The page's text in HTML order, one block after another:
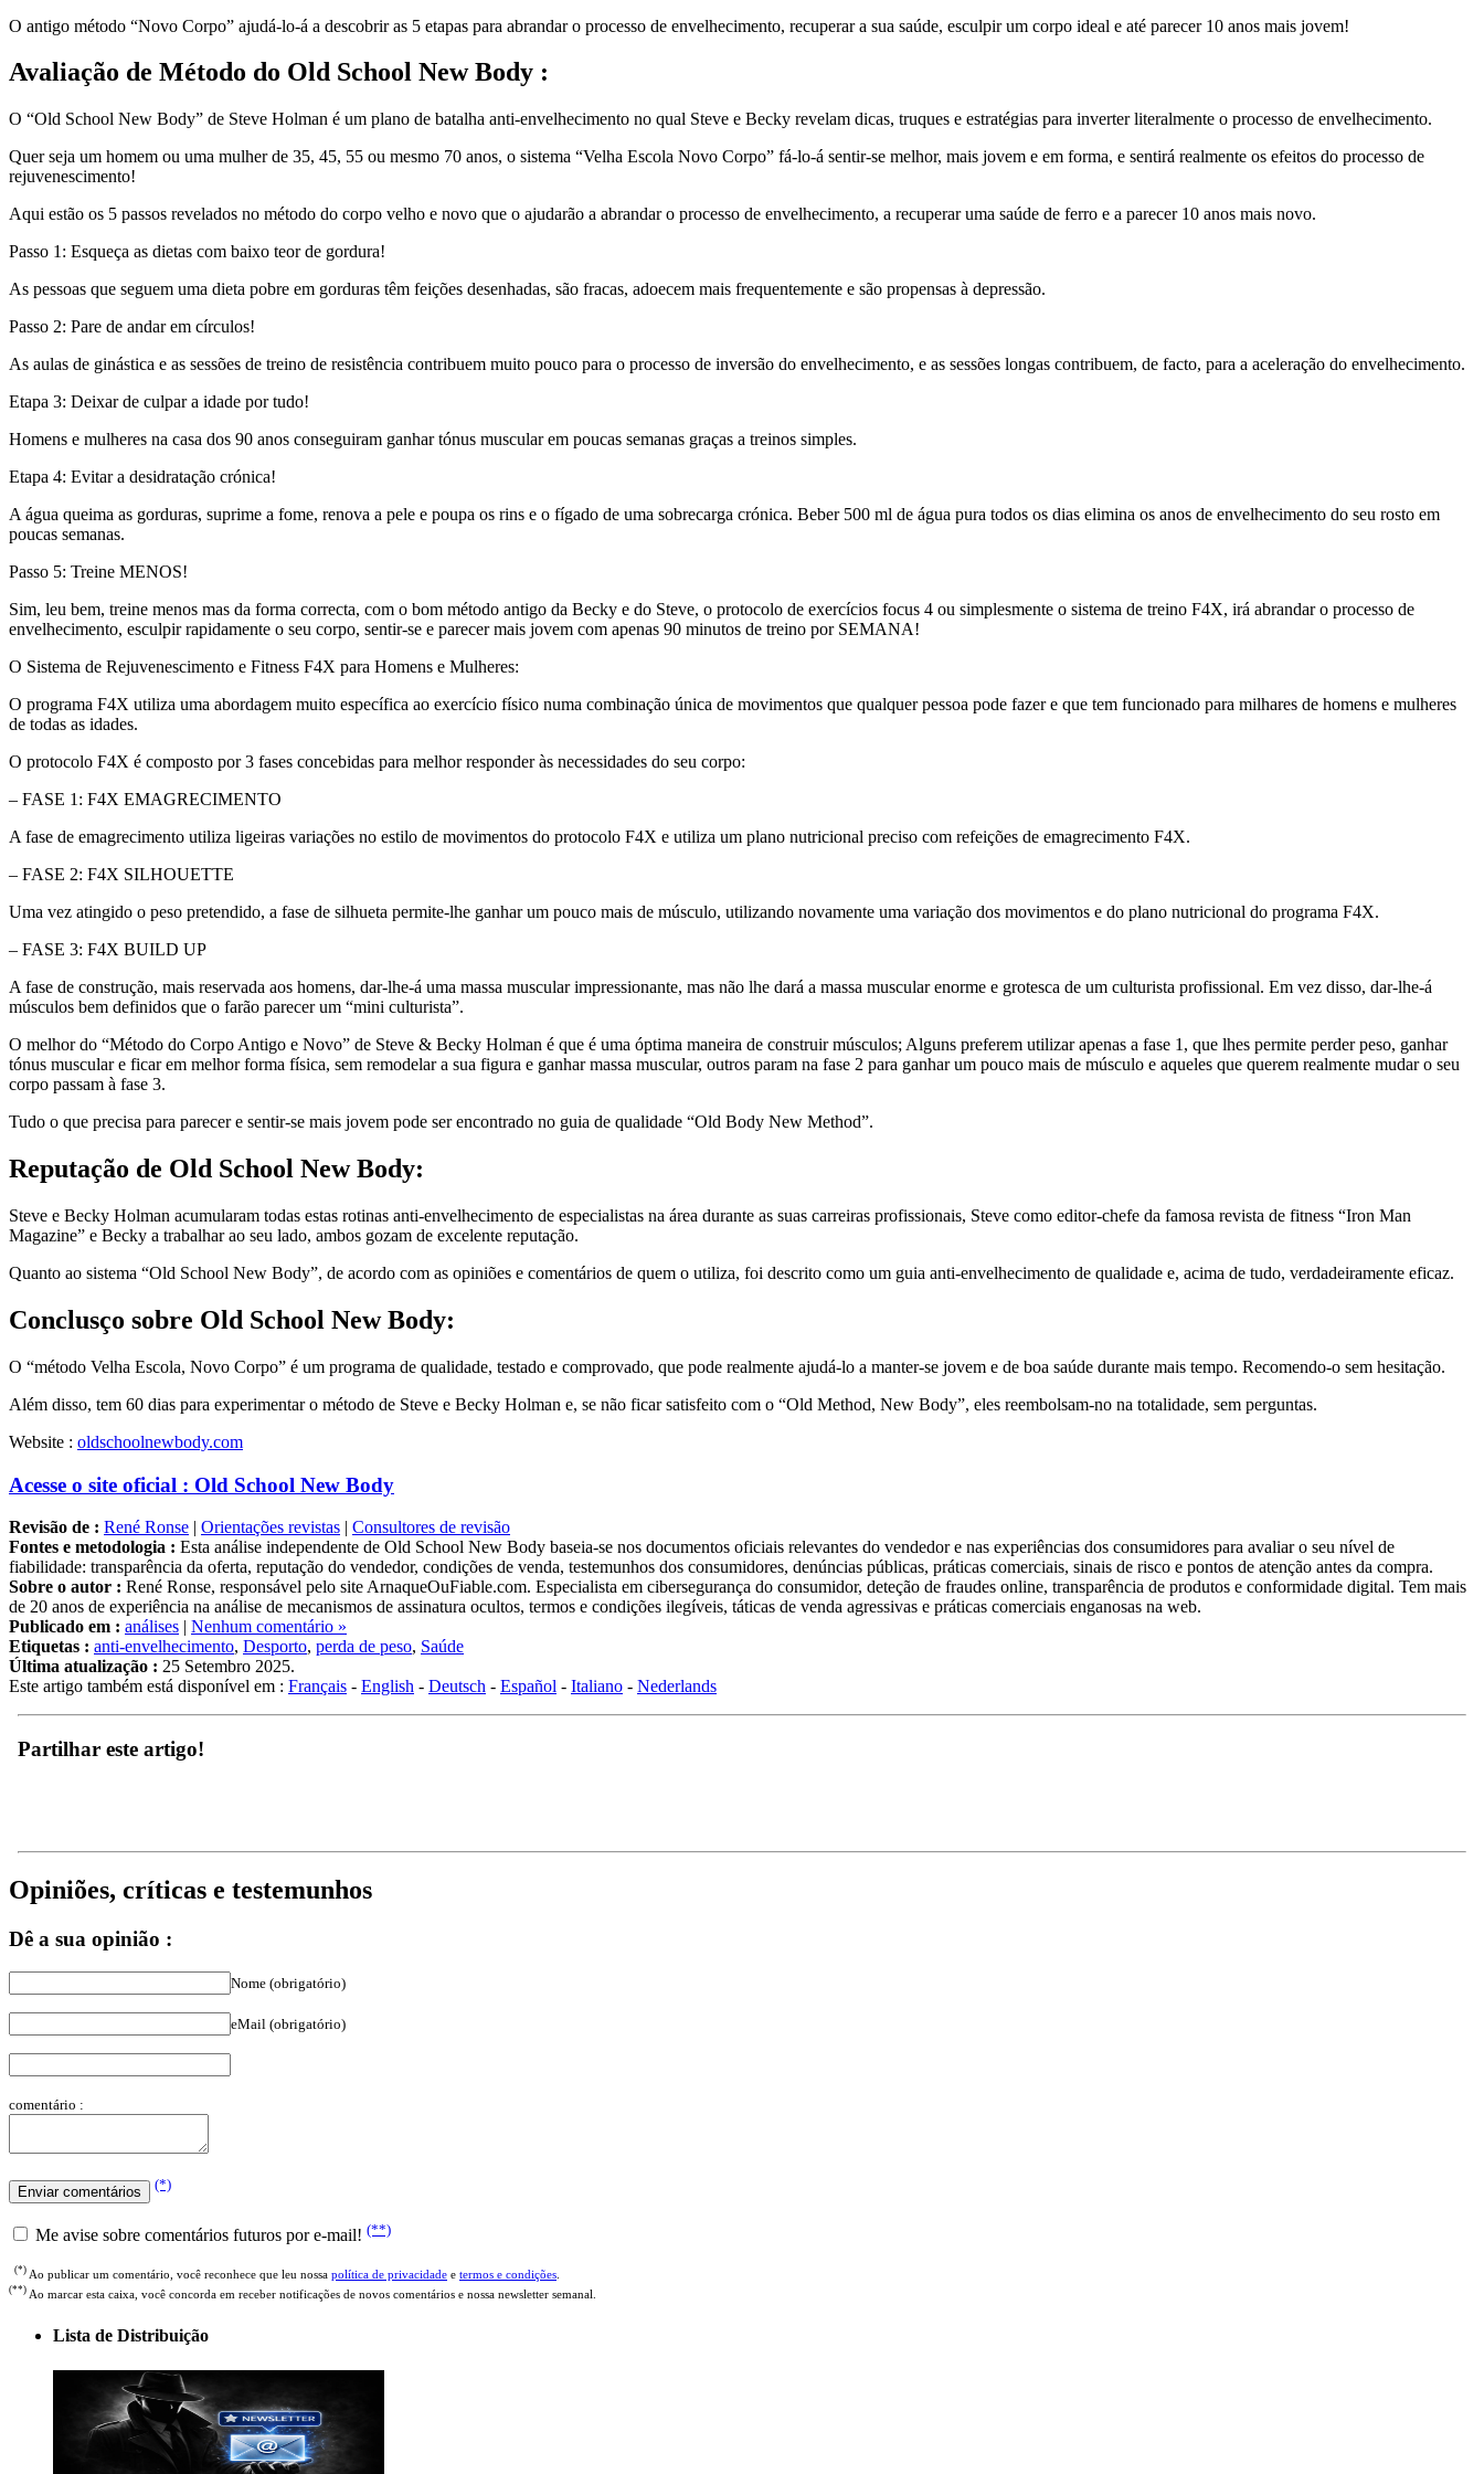
O antigo método “Novo Corpo” ajudá-lo-á a descobrir as 5 etapas para abrandar o processo de envelhecimento, recuperar a sua saúde, esculpir um corpo ideal e até parecer 10 anos mais jovem!
Avaliação de Método do Old School New Body :
O “Old School New Body” de Steve Holman é um plano de batalha anti-envelhecimento no qual Steve e Becky revelam dicas, truques e estratégias para inverter literalmente o processo de envelhecimento.
Quer seja um homem ou uma mulher de 35, 45, 55 ou mesmo 70 anos, o sistema “Velha Escola Novo Corpo” fá-lo-á sentir-se melhor, mais jovem e em forma, e sentirá realmente os efeitos do processo de
rejuvenescimento!
Aqui estão os 5 passos revelados no método do corpo velho e novo que o ajudarão a abrandar o processo de envelhecimento, a recuperar uma saúde de ferro e a parecer 10 anos mais novo.
Passo 1: Esqueça as dietas com baixo teor de gordura!
As pessoas que seguem uma dieta pobre em gorduras têm feições desenhadas, são fracas, adoecem mais frequentemente e são propensas à depressão.
Passo 2: Pare de andar em círculos!
As aulas de ginástica e as sessões de treino de resistência contribuem muito pouco para o processo de inversão do envelhecimento, e as sessões longas contribuem, de facto, para a aceleração do envelhecimento.
Etapa 3: Deixar de culpar a idade por tudo!
Homens e mulheres na casa dos 90 anos conseguiram ganhar tónus muscular em poucas semanas graças a treinos simples.
Etapa 4: Evitar a desidratação crónica!
A água queima as gorduras, suprime a fome, renova a pele e poupa os rins e o fígado de uma sobrecarga crónica. Beber 500 ml de água pura todos os dias elimina os anos de envelhecimento do seu rosto em
poucas semanas.
Passo 5: Treine MENOS!
Sim, leu bem, treine menos mas da forma correcta, com o bom método antigo da Becky e do Steve, o protocolo de exercícios focus 4 ou simplesmente o sistema de treino F4X, irá abrandar o processo de
envelhecimento, esculpir rapidamente o seu corpo, sentir-se e parecer mais jovem com apenas 90 minutos de treino por SEMANA!
O Sistema de Rejuvenescimento e Fitness F4X para Homens e Mulheres:
O programa F4X utiliza uma abordagem muito específica ao exercício físico numa combinação única de movimentos que qualquer pessoa pode fazer e que tem funcionado para milhares de homens e mulheres
de todas as idades.
O protocolo F4X é composto por 3 fases concebidas para melhor responder às necessidades do seu corpo:
– FASE 1: F4X EMAGRECIMENTO
A fase de emagrecimento utiliza ligeiras variações no estilo de movimentos do protocolo F4X e utiliza um plano nutricional preciso com refeições de emagrecimento F4X.
– FASE 2: F4X SILHOUETTE
Uma vez atingido o peso pretendido, a fase de silhueta permite-lhe ganhar um pouco mais de músculo, utilizando novamente uma variação dos movimentos e do plano nutricional do programa F4X.
– FASE 3: F4X BUILD UP
A fase de construção, mais reservada aos homens, dar-lhe-á uma massa muscular impressionante, mas não lhe dará a massa muscular enorme e grotesca de um culturista profissional. Em vez disso, dar-lhe-á
músculos bem definidos que o farão parecer um “mini culturista”.
O melhor do “Método do Corpo Antigo e Novo” de Steve & Becky Holman é que é uma óptima maneira de construir músculos; Alguns preferem utilizar apenas a fase 1, que lhes permite perder peso, ganhar
tónus muscular e ficar em melhor forma física, sem remodelar a sua figura e ganhar massa muscular, outros param na fase 2 para ganhar um pouco mais de músculo e aqueles que querem realmente mudar o seu
corpo passam à fase 3.
Tudo o que precisa para parecer e sentir-se mais jovem pode ser encontrado no guia de qualidade “Old Body New Method”.
Reputação de Old School New Body:
Steve e Becky Holman acumularam todas estas rotinas anti-envelhecimento de especialistas na área durante as suas carreiras profissionais, Steve como editor-chefe da famosa revista de fitness “Iron Man
Magazine” e Becky a trabalhar ao seu lado, ambos gozam de excelente reputação.
Quanto ao sistema “Old School New Body”, de acordo com as opiniões e comentários de quem o utiliza, foi descrito como um guia anti-envelhecimento de qualidade e, acima de tudo, verdadeiramente eficaz.
Conclusço sobre Old School New Body:
O “método Velha Escola, Novo Corpo” é um programa de qualidade, testado e comprovado, que pode realmente ajudá-lo a manter-se jovem e de boa saúde durante mais tempo. Recomendo-o sem hesitação.
Além disso, tem 60 dias para experimentar o método de Steve e Becky Holman e, se não ficar satisfeito com o “Old Method, New Body”, eles reembolsam-no na totalidade, sem perguntas.
Website : oldschoolnewbody.com
Acesse o site oficial : Old School New Body
Revisão de : René Ronse | Orientações revistas | Consultores de revisão
Fontes e metodologia : Esta análise independente de Old School New Body baseia-se nos documentos oficiais relevantes do vendedor e nas experiências dos consumidores para avaliar o seu nível de
fiabilidade: transparência da oferta, reputação do vendedor, condições de venda, testemunhos dos consumidores, denúncias públicas, práticas comerciais, sinais de risco e pontos de atenção antes da compra.
Sobre o autor : René Ronse, responsável pelo site ArnaqueOuFiable.com. Especialista em cibersegurança do consumidor, deteção de fraudes online, transparência de produtos e conformidade digital. Tem mais
de 20 anos de experiência na análise de mecanismos de assinatura ocultos, termos e condições ilegíveis, táticas de venda agressivas e práticas comerciais enganosas na web.
Publicado em : análises | Nenhum comentário »
Etiquetas : anti-envelhecimento, Desporto, perda de peso, Saúde
Última atualização : 25 Setembro 2025.
Este artigo também está disponível em : Français - English - Deutsch - Español - Italiano - Nederlands
Partilhar este artigo!
Opiniões, críticas e testemunhos
Dê a sua opinião :
Nome (obrigatório)
eMail (obrigatório)
comentário :
(*)
Me avise sobre comentários futuros por e-mail! (**)
(*) Ao publicar um comentário, você reconhece que leu nossa política de privacidade e termos e condições
(**) Ao marcar esta caixa, você concorda em receber notificações de novos comentários e nossa newsletter semanal.
Lista de Distribuição